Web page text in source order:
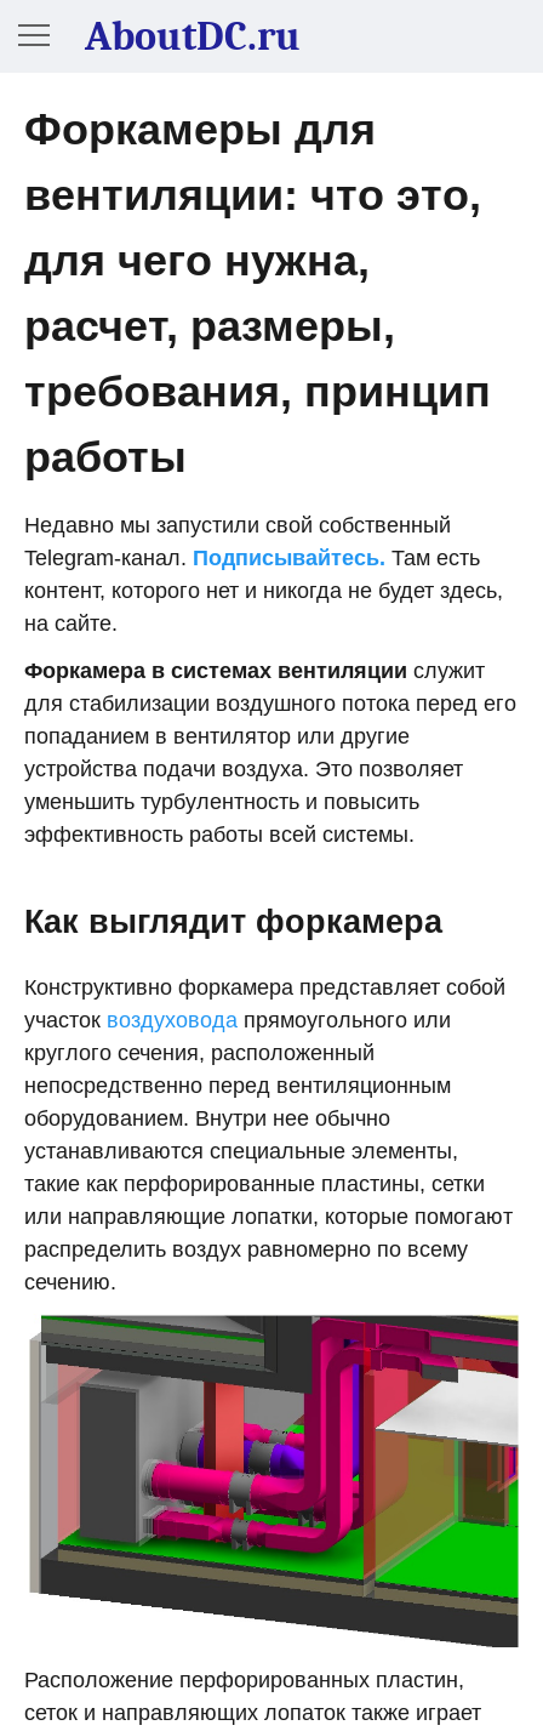
AboutDC.ru
Форкамеры для
вентиляции: что это,
для чего нужна,
расчет, размеры,
требования, принцип
работы
Недавно мы запустили свой собственный
Telegram-канал. Подписывайтесь. Там есть
контент, которого нет и никогда не будет здесь,
на сайте.
Форкамера в системах вентиляции служит
для стабилизации воздушного потока перед его
попаданием в вентилятор или другие
устройства подачи воздуха. Это позволяет
уменьшить турбулентность и повысить
эффективность работы всей системы.
Как выглядит форкамера
Конструктивно форкамера представляет собой
участок воздуховода прямоугольного или
круглого сечения, расположенный
непосредственно перед вентиляционным
оборудованием. Внутри нее обычно
устанавливаются специальные элементы,
такие как перфорированные пластины, сетки
или направляющие лопатки, которые помогают
распределить воздух равномерно по всему
сечению.
Расположение перфорированных пластин,
сеток и направляющих лопаток также играет